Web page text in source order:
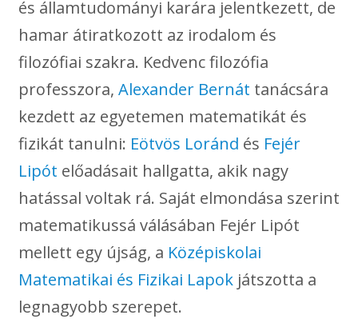
és államtudományi karára jelentkezett, de
hamar átiratkozott az irodalom és
filozófiai szakra. Kedvenc filozófia
professzora, Alexander Bernát tanácsára
kezdett az egyetemen matematikát és
fizikát tanulni: Eötvös Loránd és Fejér
Lipót előadásait hallgatta, akik nagy
hatással voltak rá. Saját elmondása szerint
matematikussá válásában Fejér Lipót
mellett egy újság, a Középiskolai
Matematikai és Fizikai Lapokjátszotta a
legnagyobb szerepet.